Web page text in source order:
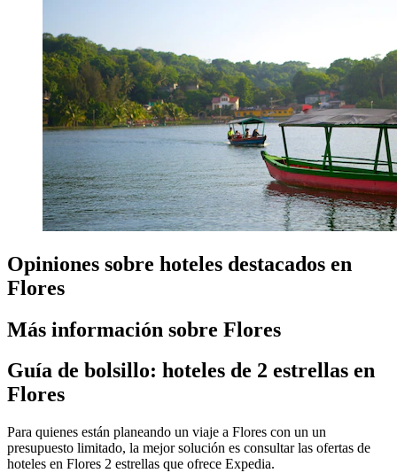
Opiniones sobre hoteles destacados en
Flores
Más información sobre Flores
Guía de bolsillo: hoteles de 2 estrellas en
Flores
Para quienes están planeando un viaje a Flores con un un
presupuesto limitado, la mejor solución es consultar las ofertas de
hoteles en Flores 2 estrellas que ofrece Expedia.